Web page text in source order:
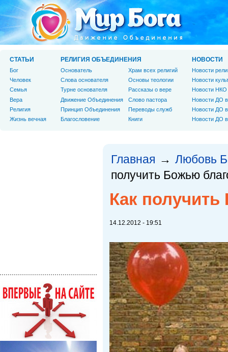
Главная → Любовь
получить Божью
Как
14.12.2012 - 19:51
СТАТЬИ
Бог
Человек
Cемья
Вера
Религия
Жизнь вечная
РЕЛИГИЯ ОБЪЕДИНЕНИЯ
Основатель
Слова основателя
Турне основателя
Движение Объединения
Принцип Объединения
Благословение
Храм всех религий
Основы теологии
Рассказы о вере
Слово пастора
Переводы служб
Книги
НОВОСТИ
Новости
Новости
Новости НКО
Новости ДО
Новости ДО
Новости ДО